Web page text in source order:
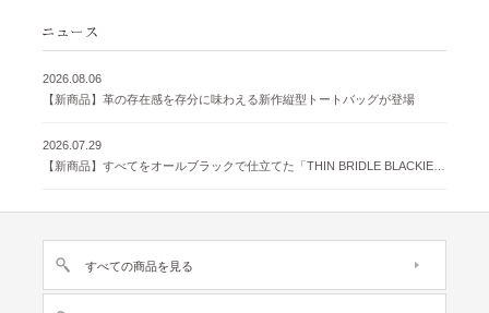
2026.08.06
【新商品】革の存在感を存分に味わえる新作縦型トートバッグが登場
2026.07.29
すべての商品を見る